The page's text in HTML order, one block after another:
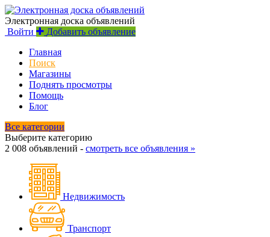
Электронная доска объявлений
Войти
Добавить объявление
Главная
Поиск
Магазины
Поднять просмотры
Помощь
Блог
Все категории
Выберите категорию
2 008 объявлений - смотреть все объявления »
Недвижимость
Транспорт